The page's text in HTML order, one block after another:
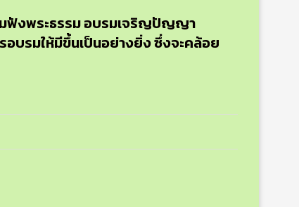
มฟังพระธรรม อบรมเจริญปัญญา
บรมให้มีขึ้นเป็นอย่างยิ่ง ซึ่งจะคล้อย